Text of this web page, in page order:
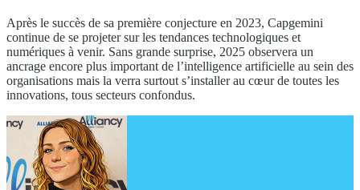
Après le succès de sa première conjecture en 2023, Capgemini
continue de se projeter sur les tendances technologiques et
numériques à venir. Sans grande surprise, 2025 observera un
ancrage encore plus important de l’intelligence artificielle au sein des
organisations mais la verra surtout s’installer au cœur de toutes les
innovations, tous secteurs confondus.